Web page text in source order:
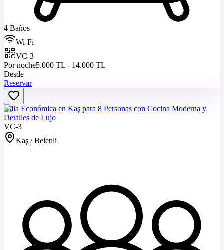
4 Baños
Wi-Fi
VC-3
Por noche5.000 TL - 14.000 TL
Desde
Reservar
Villa Económica en Kaş para 8 Personas con Cocina Moderna y
Detalles de Lujo
VC-3
Kaş / Belenli